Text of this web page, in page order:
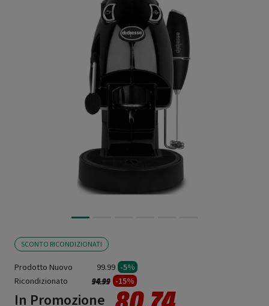
SCONTO RICONDIZIONATI
Prodotto Nuovo 99.99 -5%
Ricondizionato
Prezzo ridotto da
94.99a -15%
In Promozione